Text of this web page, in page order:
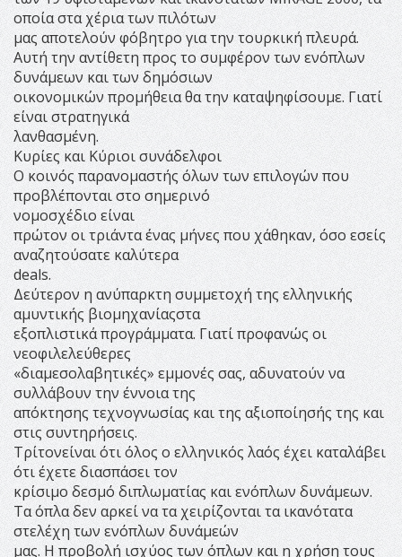
οποία στα χέρια των πιλότων
μας αποτελούν φόβητρο για την τουρκική πλευρά.
Αυτή την αντίθετη προς το συμφέρον των ενόπλων
δυνάμεων και των δημόσιων
οικονομικών προμήθεια θα την καταψηφίσουμε. Γιατί
είναι στρατηγικά
λανθασμένη.
Κυρίες και Κύριοι συνάδελφοι
Ο κοινός παρανομαστής όλων των επιλογών που
προβλέπονται στο σημερινό
νομοσχέδιο είναι
πρώτον οι τριάντα ένας μήνες που χάθηκαν, όσο εσείς
αναζητούσατε καλύτερα
deals.
Δεύτερον η ανύπαρκτη συμμετοχή της ελληνικής
αμυντικής βιομηχανίαςστα
εξοπλιστικά προγράμματα. Γιατί προφανώς οι
νεοφιλελεύθερες
«διαμεσολαβητικές» εμμονές σας, αδυνατούν να
συλλάβουν την έννοια της
απόκτησης τεχνογνωσίας και της αξιοποίησής της και
στις συντηρήσεις.
Τρίτονείναι ότι όλος ο ελληνικός λαός έχει καταλάβει
ότι έχετε διασπάσει τον
κρίσιμο δεσμό διπλωματίας και ενόπλων δυνάμεων.
Τα όπλα δεν αρκεί να τα χειρίζονται τα ικανότατα
στελέχη των ενόπλων δυνάμεών
μας. Η προβολή ισχύος των όπλων και η χρήση τους